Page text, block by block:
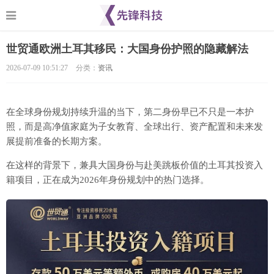
世贸通欧洲土耳其移民：大国身份护照的隐藏解法
2026-07-09 10:51:27 分类： 资讯
在全球身份规划持续升温的当下，第二身份早已不只是一本护
照，而是高净值家庭为子女教育、全球出行、资产配置和未来发
展提前准备的长期方案。
在这样的背景下，兼具大国身份与赴美跳板价值的土耳其投资入
籍项目，正在成为2026年身份规划中的热门选择。